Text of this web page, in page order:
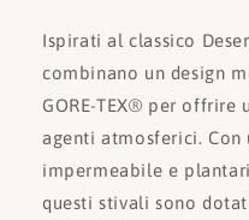
Ispirati al classico
combinano un design
GORE-TEX® per
agenti atmosferici. Con
impermeabile e
questi stivali sono